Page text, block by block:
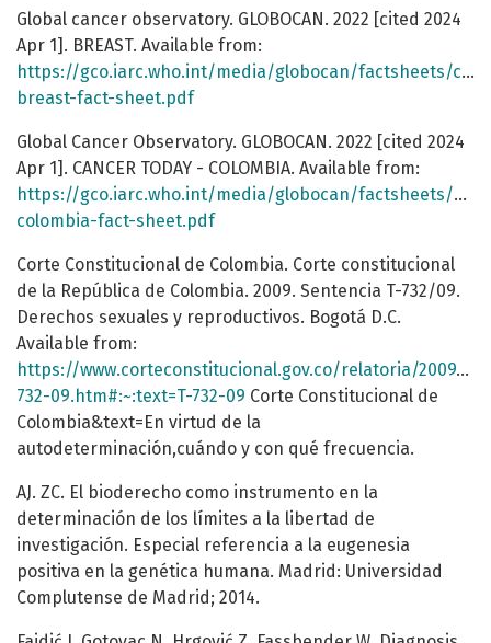
Global cancer observatory. GLOBOCAN. 2022 [cited 2024
Apr 1]. BREAST. Available from:
https://gco.iarc.who.int/media/globocan/factsheets/
breast-fact-sheet.pdf
Global Cancer Observatory. GLOBOCAN. 2022 [cited 2024
Apr 1]. CANCER TODAY - COLOMBIA. Available from:
https://gco.iarc.who.int/media/globocan/factsheets/
colombia-fact-sheet.pdf
Corte Constitucional de Colombia. Corte constitucional
de la República de Colombia. 2009. Sentencia T-732/09.
Derechos sexuales y reproductivos. Bogotá D.C.
Available from:
https://www.corteconstitucional.gov.co/relatoria/2009/t-
732-09.htm#:~:text=T-732-09 Corte Constitucional de
Colombia&text=En virtud de la
autodeterminación,cuándo y con qué frecuencia.
AJ. ZC. El bioderecho como instrumento en la
determinación de los límites a la libertad de
investigación. Especial referencia a la eugenesia
positiva en la genética humana. Madrid: Universidad
Complutense de Madrid; 2014.